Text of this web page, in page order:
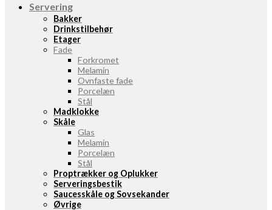
Servering
Bakker
Drinkstilbehør
Etager
Fade
Forkromet
Melamin
Ovnfaste fade
Porcelæn
Stål
Madklokke
Skåle
Glas
Melamin
Porcelæn
Stål
Proptrækker og Oplukker
Serveringsbestik
Saucesskåle og Sovsekander
Øvrige